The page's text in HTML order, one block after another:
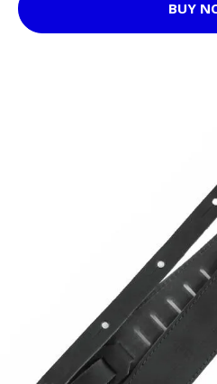
BUY